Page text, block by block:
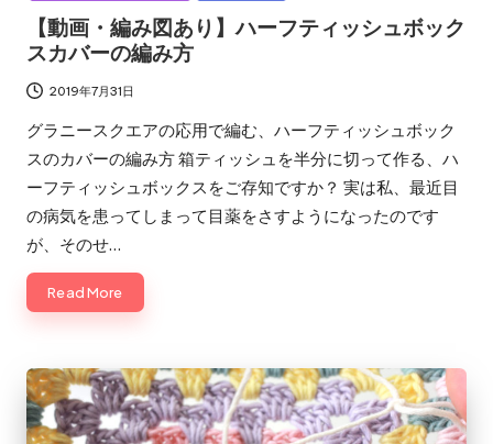
【動画・編み図あり】ハーフティッシュボック
スカバーの編み方
2019年7月31日
グラニースクエアの応用で編む、ハーフティッシュボック
スのカバーの編み方 箱ティッシュを半分に切って作る、ハ
ーフティッシュボックスをご存知ですか？ 実は私、最近目
の病気を患ってしまって目薬をさすようになったのです
が、そのせ…
Read More